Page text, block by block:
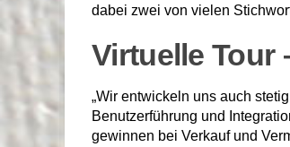
dabei zwei von vielen
Virtuelle Tour
„Wir entwickeln uns auch
Benutzerführung und
gewinnen bei Verkauf und